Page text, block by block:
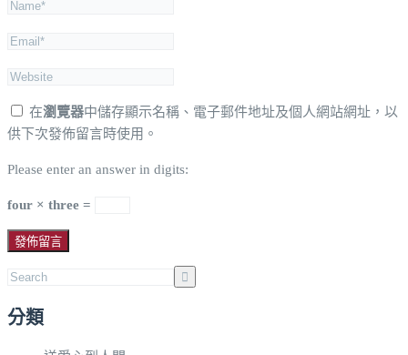
在瀏覽器中儲存顯示名稱、電子郵件地址及個人網站網址，以
供下次發佈留言時使用。
Please enter an answer in digits:
four × three =
分類